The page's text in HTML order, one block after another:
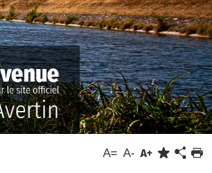
A= A- A+